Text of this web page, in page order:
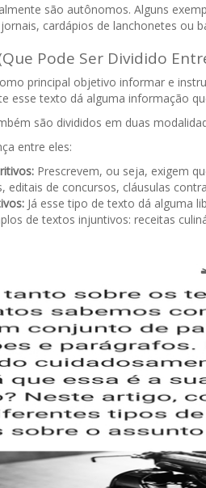
são autônomos. Alguns
cardápios de lanchonetes ou
Pode Ser Dividido
principal objetivo informar e
esse texto dá alguma informação
são divididos em duas
entre eles:
Prescrevem, ou seja, exigem
editais de concursos, cláusulas
Já esse tipo de texto dá alguma
de textos injuntivos: receitas